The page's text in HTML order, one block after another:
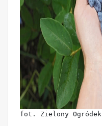
fot. Zielony Ogródek